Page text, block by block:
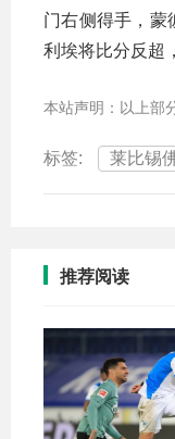
门右侧得手，蒙
利埃将比分反超
本站声明：以上部
标签: 莱比锡
推荐阅读